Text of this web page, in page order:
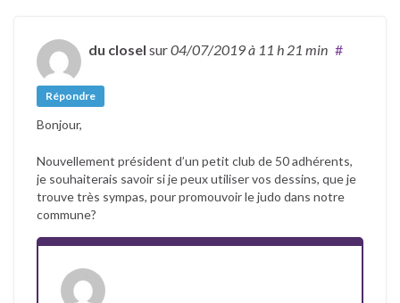
du closel sur04/07/2019à 11 h 21 min #
Répondre
Bonjour,
Nouvellement président d’un petit club de 50 adhérents,
je souhaiterais savoir si je peux utiliser vos dessins, que je
trouve très sympas, pour promouvoir le judo dans notre
commune?